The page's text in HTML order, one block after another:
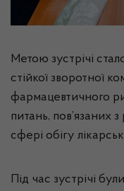
Метою зустрічі
стійкої зворотної
фармацевтичного
питань, пов’язаних
сфері обігу
Під час зустрічі